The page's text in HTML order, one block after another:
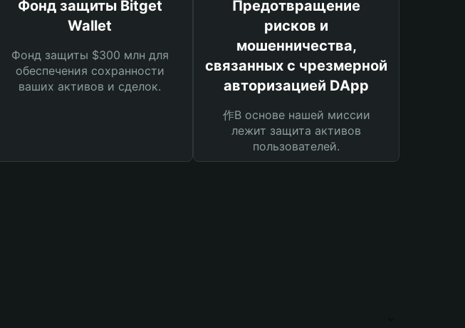
Фонд защиты Bitget
Wallet
Фонд защиты $300 млн для
обеспечения сохранности
ваших активов и сделок.
Предотвращение
рисков и
мошенничества,
связанных с чрезмерной
авторизацией DApp
作В основе нашей миссии
лежит защита активов
пользователей.